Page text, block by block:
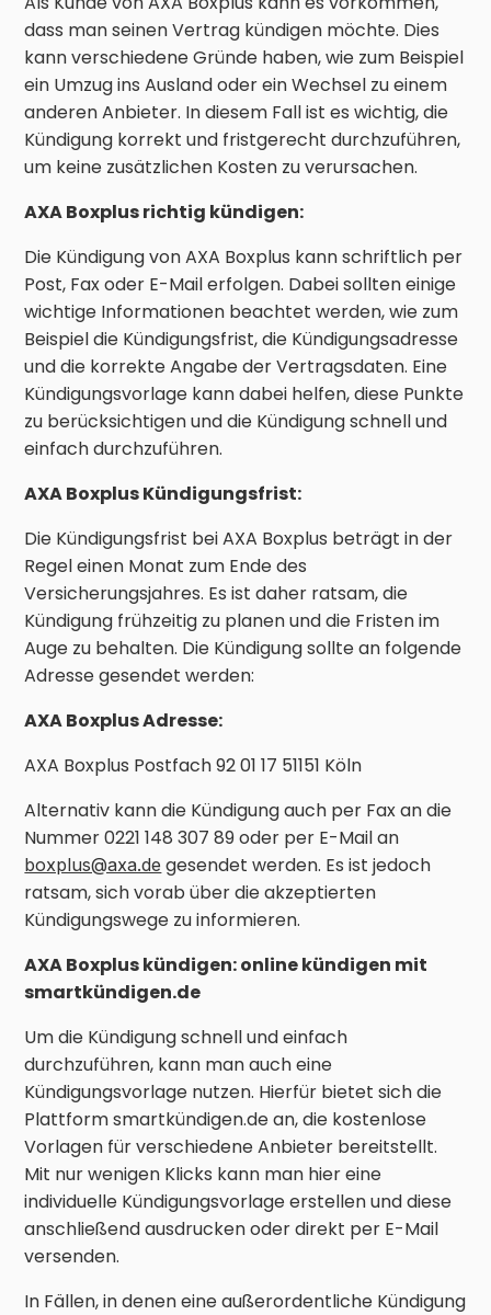
dass man seinen Vertrag kündigen möchte. Dies
kann verschiedene Gründe haben, wie zum Beispiel
ein Umzug ins Ausland oder ein Wechsel zu einem
anderen Anbieter. In diesem Fall ist es wichtig, die
Kündigung korrekt und fristgerecht durchzuführen,
um keine zusätzlichen Kosten zu verursachen.
AXA Boxplus richtig kündigen:
Die Kündigung von AXA Boxplus kann schriftlich per
Post, Fax oder E-Mail erfolgen. Dabei sollten einige
wichtige Informationen beachtet werden, wie zum
Beispiel die Kündigungsfrist, die Kündigungsadresse
und die korrekte Angabe der Vertragsdaten. Eine
Kündigungsvorlage kann dabei helfen, diese Punkte
zu berücksichtigen und die Kündigung schnell und
einfach durchzuführen.
AXA Boxplus Kündigungsfrist:
Die Kündigungsfrist bei AXA Boxplus beträgt in der
Regel einen Monat zum Ende des
Versicherungsjahres. Es ist daher ratsam, die
Kündigung frühzeitig zu planen und die Fristen im
Auge zu behalten. Die Kündigung sollte an folgende
Adresse gesendet werden:
AXA Boxplus Adresse:
AXA Boxplus Postfach 92 01 17 51151 Köln
Alternativ kann die Kündigung auch per Fax an die
Nummer 0221 148 307 89 oder per E-Mail an
boxplus@axa.de gesendet werden. Es ist jedoch
ratsam, sich vorab über die akzeptierten
Kündigungswege zu informieren.
AXA Boxplus kündigen: online kündigen mit
smartkündigen.de
Um die Kündigung schnell und einfach
durchzuführen, kann man auch eine
Kündigungsvorlage nutzen. Hierfür bietet sich die
Plattform smartkündigen.de an, die kostenlose
Vorlagen für verschiedene Anbieter bereitstellt.
Mit nur wenigen Klicks kann man hier eine
individuelle Kündigungsvorlage erstellen und diese
anschließend ausdrucken oder direkt per E-Mail
versenden.
In Fällen, in denen eine außerordentliche Kündigung